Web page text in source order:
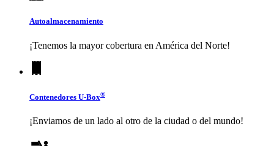
Autoalmacenamiento
¡Tenemos la mayor cobertura en América del Norte!
Contenedores U-Box®
¡Enviamos de un lado al otro de la ciudad o del mundo!